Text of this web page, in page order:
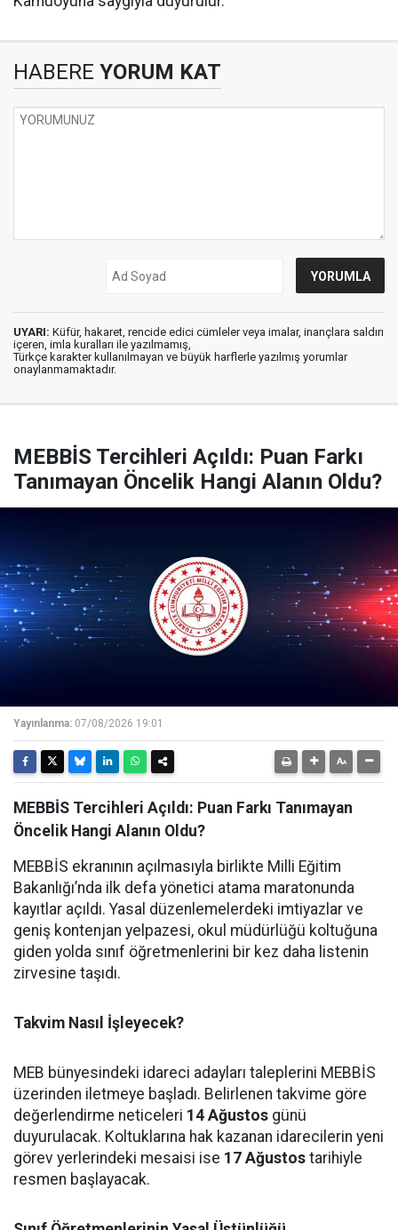
HABERE YORUM KAT
UYARI: Küfür, hakaret, rencide edici cümleler veya imalar, inançlara saldırı
içeren, imla kuralları ile yazılmamış,
Türkçe karakter kullanılmayan ve büyük harflerle yazılmış yorumlar
onaylanmamaktadır.
MEBBİS Tercihleri Açıldı: Puan Farkı
Tanımayan Öncelik Hangi Alanın Oldu?
Yayınlanma: 07/08/2026 19:01
MEBBİS Tercihleri Açıldı: Puan Farkı Tanımayan
Öncelik Hangi Alanın Oldu?
MEBBİS ekranının açılmasıyla birlikte Milli Eğitim
Bakanlığı’nda ilk defa yönetici atama maratonunda
kayıtlar açıldı. Yasal düzenlemelerdeki imtiyazlar ve
geniş kontenjan yelpazesi, okul müdürlüğü koltuğuna
giden yolda sınıf öğretmenlerini bir kez daha listenin
zirvesine taşıdı.
Takvim Nasıl İşleyecek?
MEB bünyesindeki idareci adayları taleplerini MEBBİS
üzerinden iletmeye başladı. Belirlenen takvime göre
değerlendirme neticeleri 14 Ağustos günü
duyurulacak. Koltuklarına hak kazanan idarecilerin yeni
görev yerlerindeki mesaisi ise 17 Ağustos tarihiyle
resmen başlayacak.